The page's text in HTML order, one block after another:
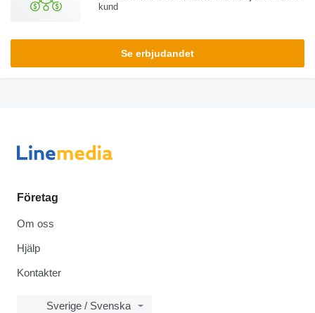
kund
Se erbjudandet
Företag
Om oss
Hjälp
Kontakter
Sverige / Svenska